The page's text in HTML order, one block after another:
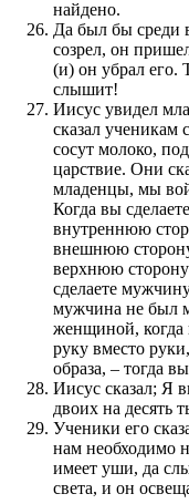
найдено.
Да был бы среди
созрел, он
(и) он убрал его.
слышит!
Иисус увидел
сказал
сосут молоко,
царствие. Они
младенцы, мы
Когда вы
внутреннюю
внешнюю
верхнюю
сделаете
мужчина не был
женщиной, когда
руку вместо
образа, – тогда
Иисус сказал; Я
двоих на десять
Ученики его
нам необходимо
имеет уши, да
света, и он